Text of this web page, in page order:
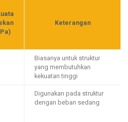
Keterangan
Biasanya untuk struktur
yang membutuhkan
kekuatan tinggi
Digunakan pada struktur
dengan beban sedang